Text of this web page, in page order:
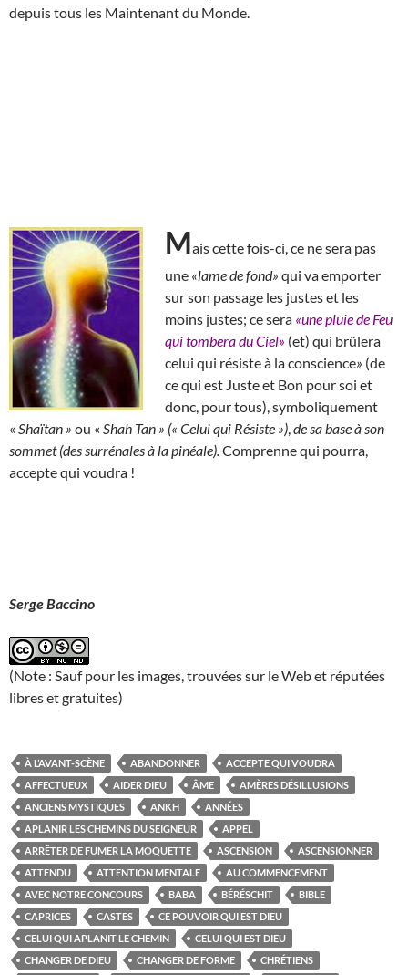
depuis tous les Maintenant du Monde.
Mais cette fois-ci, ce ne sera pas
une «lame de fond» qui va emporter
sur son passage les justes et les
moins justes; ce sera «une pluie de Feu
qui tombera du Ciel» (et) qui brûlera
celui qui résiste à la conscience» (de
ce qui est Juste et Bon pour soi et
donc, pour tous), symboliquement
« Shaïtan » ou « Shah Tan » (« Celui qui Résiste ») de sa base à son
sommet (des surrénales à la pinéale). Comprenne qui pourra,
accepte qui voudra !
Serge Baccino
(Note : Sauf pour les images, trouvées sur le Web et réputées
libres et gratuites)
À L’AVANT-SCÈNE ABANDONNER
ACCEPTE QUI VOUDRA
AFFECTUEUX
AIDER DIEU ÂME
AMÈRES DÉSILLUSIONS
ANCIENS MYSTIQUES
ANKH
ANNÉES
APLANIR LES CHEMINS DU SEIGNEUR
APPEL
ARRÊTER DE FUMER LA MOQUETTE
ASCENSION
ASCENSIONNER
ATTENDU
ATTENTION MENTALE
AU COMMENCEMENT
AVEC NOTRE CONCOURS
BABA BÉRÉSCHIT
BIBLE
CAPRICES
CASTES
CE POUVOIR QUI EST DIEU
CELUI QUI APLANIT LE CHEMIN
CELUI QUI EST DIEU
CHANGER DE DIEU
CHANGER DE FORME CHRÉTIENS